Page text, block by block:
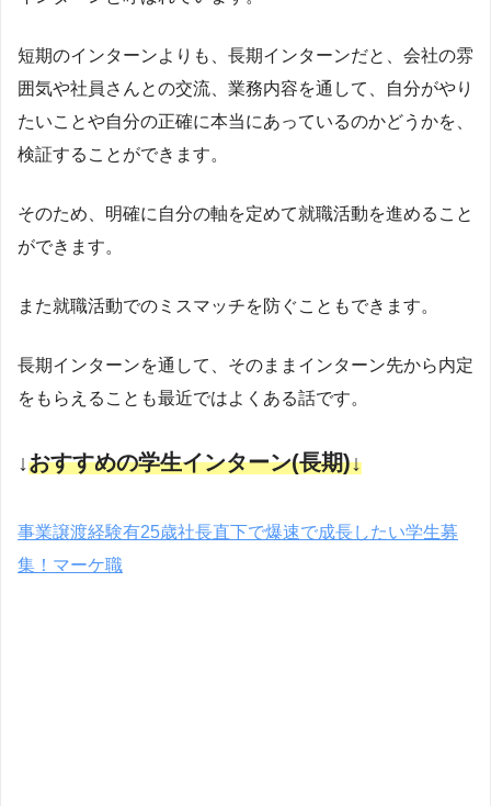
短期のインターンよりも、長期インターンだと、会社の雰
囲気や社員さんとの交流、業務内容を通して、自分がやり
たいことや自分の正確に本当にあっているのかどうかを、
検証することができます。
そのため、明確に自分の軸を定めて就職活動を進めること
ができます。
また就職活動でのミスマッチを防ぐこともできます。
長期インターンを通して、そのままインターン先から内定
をもらえることも最近ではよくある話です。
↓おすすめの学生インターン(長期)↓
事業譲渡経験有25歳社長直下で爆速で成長したい学生募
集！マーケ職